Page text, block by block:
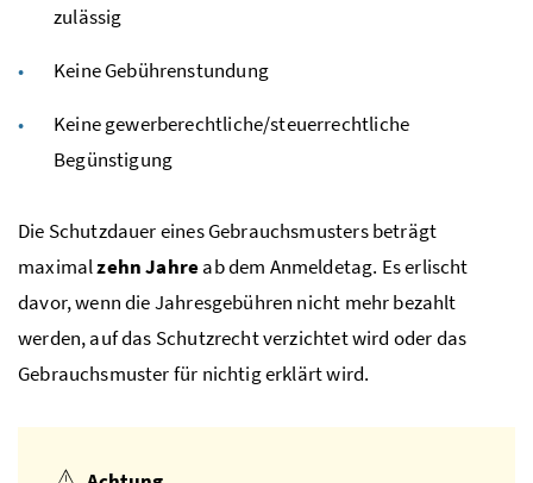
zulässig
Keine Gebührenstundung
Keine gewerberechtliche/steuerrechtliche
Begünstigung
Die Schutzdauer eines Gebrauchsmusters beträgt
maximalzehn Jahreab dem Anmeldetag. Es erlischt
davor, wenn die Jahresgebühren nicht mehr bezahlt
werden, auf das Schutzrecht verzichtet wird oder das
Gebrauchsmuster für nichtig erklärt wird.